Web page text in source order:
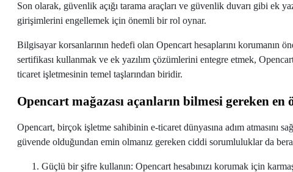
Son olarak, güvenlik açığı tarama araçları ve güvenlik duvarı gibi ek
girişimlerini engellemek için önemli bir rol oynar.
Bilgisayar korsanlarının hedefi olan Opencart hesaplarını
sertifikası kullanmak ve ek yazılım çözümlerini entegre etmek,
ticaret işletmesinin temel taşlarından biridir.
Opencart mağazası açanların bilmesi gereken
Opencart, birçok işletme sahibinin e-ticaret dünyasına adım
güvende olduğundan emin olmanız gereken ciddi sorumluluklar da
Güçlü bir şifre kullanın: Opencart hesabınızı korumak için